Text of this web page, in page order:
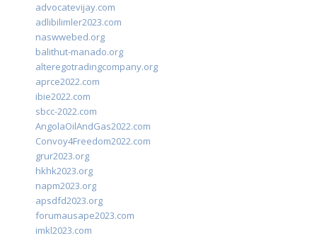
advocatevijay.com
adlibilimler2023.com
naswwebed.org
balithut-manado.org
alteregotradingcompany.org
aprce2022.com
ibie2022.com
sbcc-2022.com
AngolaOilAndGas2022.com
Convoy4Freedom2022.com
grur2023.org
hkhk2023.org
napm2023.org
apsdfd2023.org
forumausape2023.com
imkl2023.com